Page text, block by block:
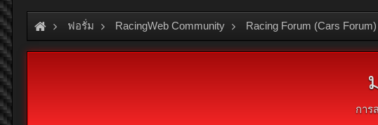
ฟอรั่ม RacingWeb Community Racing Forum (Cars Forum)
การ